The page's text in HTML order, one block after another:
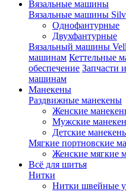
Вязальные машины
Вязальные машины
Однофантурные
Двухфантурные
Вязальный машины
машинам Кеттельные
обеспечение Запчасти
машинам
Манекены
Раздвижные манекены
Женские
Мужские
Детские
Мягкие портновские
Женские мягкие
Всё для шитья
Нитки
Нитки швейные